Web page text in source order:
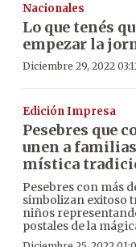
Nacionales
Lo que tenés
empezar la
Diciembre 29, 2022
Edición Impresa
Pesebres que
unen a
mística
Pesebres con más
simbolizan exitoso
niños
postales de la